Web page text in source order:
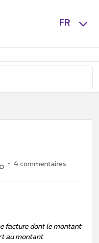
FR
4 commentaires
facture dont le montant
au montant